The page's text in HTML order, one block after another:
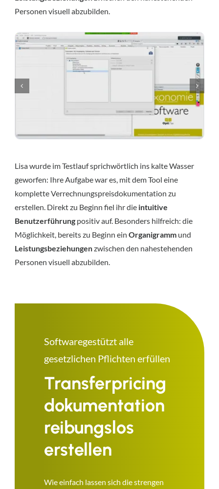
Personen visuell abzubilden.
Lisa wurde im Testlauf sprichwörtlich ins kalte Wasser
geworfen: Ihre Aufgabe war es, mit dem Tool eine
komplette Verrechnungspreisdokumentation zu
erstellen. Direkt zu Beginn fiel ihr die intuitive
Benutzerführungpositiv auf. Besonders hilfreich: die
Möglichkeit, bereits zu Beginn ein Organigrammund
Leistungsbeziehungenzwischen den nahestehenden
Personen visuell abzubilden.
Softwaregestützt alle
gesetzlichen Pflichten erfüllen
Transferpricing
dokumentation
reibungslos
erstellen
Wie einfach lassen sich die strengen